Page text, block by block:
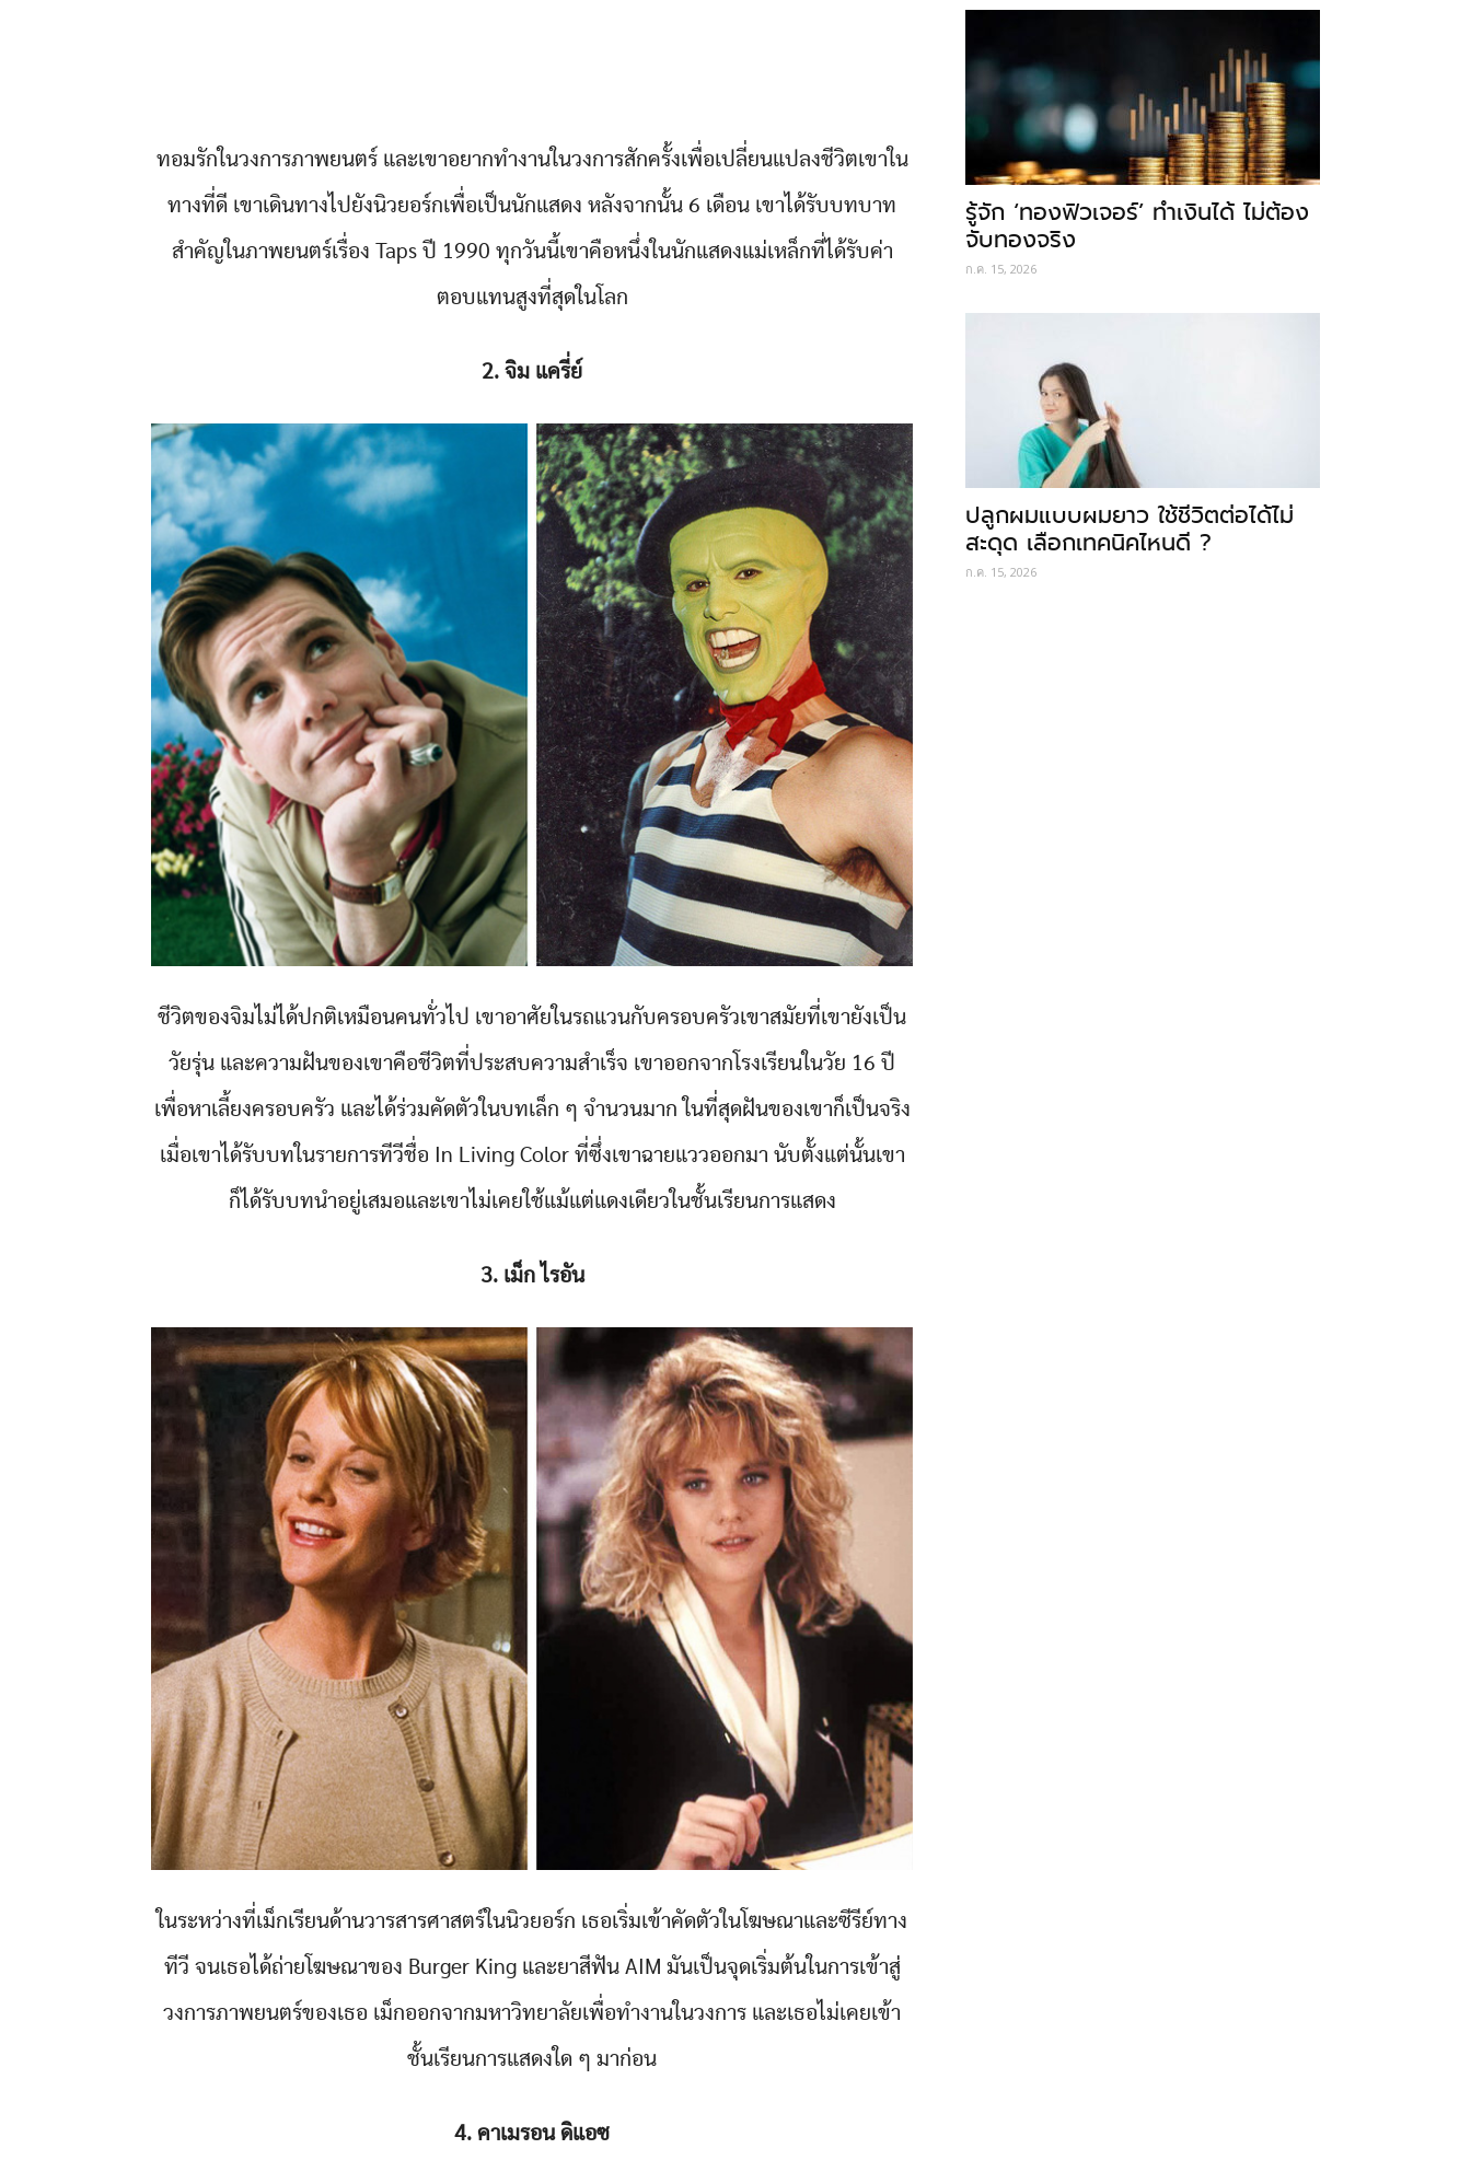
ทอมรักในวงการภาพยนตร์ และเขาอยากทำงานในวงการสักครั้งเพื่อเปลี่ยนแปลงชีวิตเขาใน
ทางที่ดี เขาเดินทางไปยังนิวยอร์กเพื่อเป็นนักแสดง หลังจากนั้น 6 เดือน เขาได้รับบทบาท
สำคัญในภาพยนตร์เรื่อง Taps ปี 1990 ทุกวันนี้เขาคือหนึ่งในนักแสดงแม่เหล็กที่ได้รับค่า
ตอบแทนสูงที่สุดในโลก
2. จิม แครี่ย์
ชีวิตของจิมไม่ได้ปกติเหมือนคนทั่วไป เขาอาศัยในรถแวนกับครอบครัวเขาสมัยที่เขายังเป็น
วัยรุ่น และความฝันของเขาคือชีวิตที่ประสบความสำเร็จ เขาออกจากโรงเรียนในวัย 16 ปี
เพื่อหาเลี้ยงครอบครัว และได้ร่วมคัดตัวในบทเล็ก ๆ จำนวนมาก ในที่สุดฝันของเขาก็เป็นจริง
เมื่อเขาได้รับบทในรายการทีวีชื่อ In Living Color ที่ซึ่งเขาฉายแววออกมา นับตั้งแต่นั้นเขา
ก็ได้รับบทนำอยู่เสมอและเขาไม่เคยใช้แม้แต่แดงเดียวในชั้นเรียนการแสดง
3. เม็ก ไรอัน
ในระหว่างที่เม็กเรียนด้านวารสารศาสตร์ในนิวยอร์ก เธอเริ่มเข้าคัดตัวในโฆษณาและซีรีย์ทาง
ทีวี จนเธอได้ถ่ายโฆษณาของ Burger King และยาสีฟัน AIM มันเป็นจุดเริ่มต้นในการเข้าสู่
วงการภาพยนตร์ของเธอ เม็กออกจากมหาวิทยาลัยเพื่อทำงานในวงการ และเธอไม่เคยเข้า
ชั้นเรียนการแสดงใด ๆ มาก่อน
4. คาเมรอน ดิแอซ
รู้จัก ‘ทองฟิวเจอร์’ ทำเงินได้ ไม่ต้อง
จับทองจริง
ก.ค. 15, 2026
ปลูกผมแบบผมยาว ใช้ชีวิตต่อได้ไม่
สะดุด เลือกเทคนิคไหนดี ?
ก.ค. 15, 2026